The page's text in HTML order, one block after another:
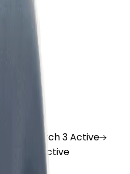
Watch 3 Active
Watch 5 Active